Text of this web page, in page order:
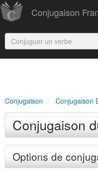
Conjugaison
Conjugaison Conjugaison
Conjugaison
Options de